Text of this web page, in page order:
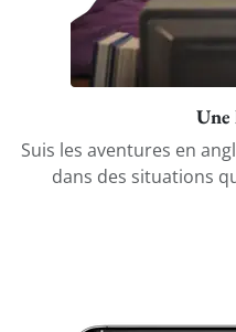
Une
Suis les aventures en
dans des situations